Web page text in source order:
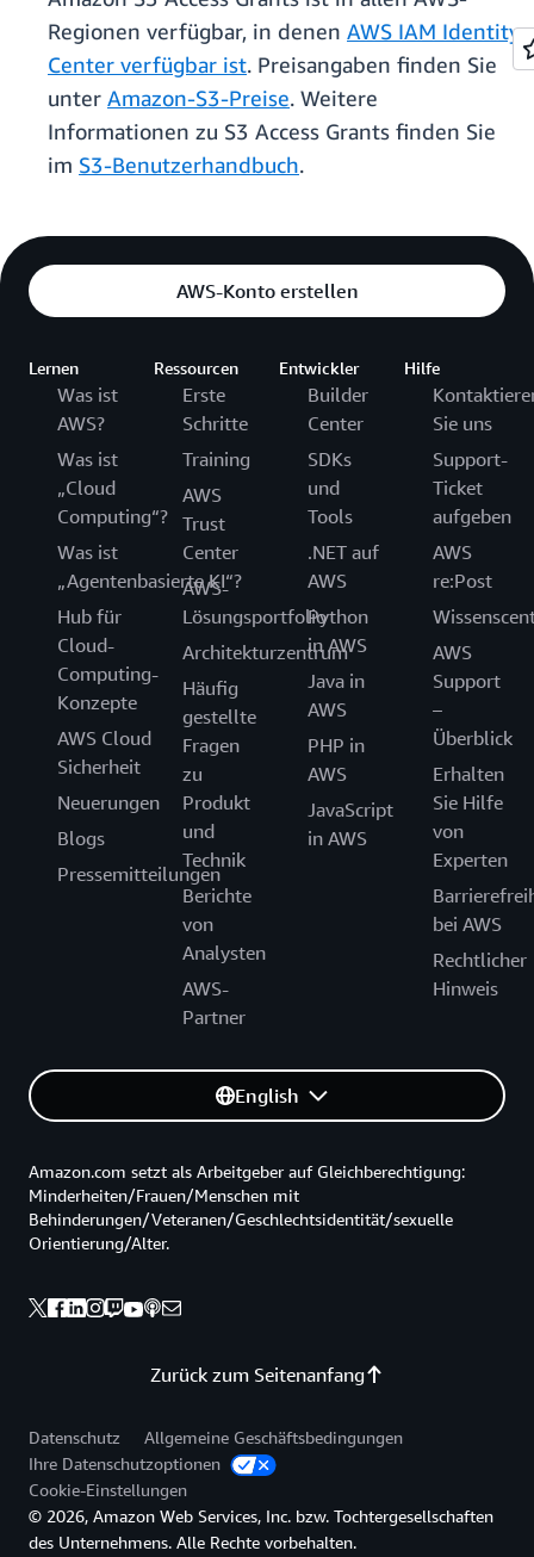
Regionen verfügbar, in denen AWS IAM Identity
Center verfügbar ist. Preisangaben finden Sie
unter Amazon-S3-Preise. Weitere
Informationen zu S3 Access Grants finden Sie
im S3-Benutzerhandbuch.
AWS-Konto erstellen
Lernen
Was ist
AWS?
Was ist
„Cloud
Computing“?
Was ist
„Agentenbasierte KI“?
Hub für
Cloud-
Computing-
Konzepte
AWS Cloud
Sicherheit
Neuerungen
Blogs
Pressemitteilungen
Ressourcen
Erste
Schritte
Training
AWS
Trust
Center
AWS-
Lösungsportfolio
Architekturzentrum
Häufig
gestellte
Fragen
zu
Produkt
und
Technik
Berichte
von
Analysten
AWS-
Partner
Entwickler
Builder
Center
SDKs
und
Tools
.NET auf
AWS
Python
in AWS
Java in
AWS
PHP in
AWS
JavaScript
in AWS
Hilfe
Sie uns
Support-
Ticket
aufgeben
AWS
re:Post
AWS
Support
–
Überblick
Erhalten
Sie Hilfe
von
Experten
bei AWS
Rechtlicher
Hinweis
English
Zurück zum Seitenanfang
Amazon.com setzt als Arbeitgeber auf Gleichberechtigung:
Minderheiten/Frauen/Menschen mit
Behinderungen/Veteranen/Geschlechtsidentität/sexuelle
Orientierung/Alter.
Datenschutz
Allgemeine Geschäftsbedingungen
Ihre Datenschutzoptionen
Cookie-Einstellungen
© 2026, Amazon Web Services, Inc. bzw. Tochtergesellschaften
des Unternehmens. Alle Rechte vorbehalten.